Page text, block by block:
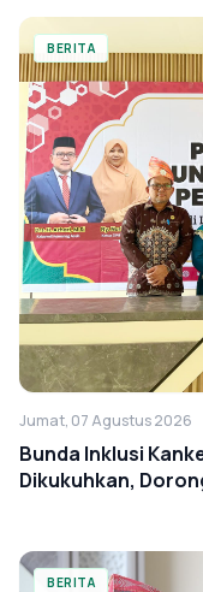
BERITA
Jumat, 07 Agustus 2026
Bunda Inklusi
Dikukuhkan,
BERITA